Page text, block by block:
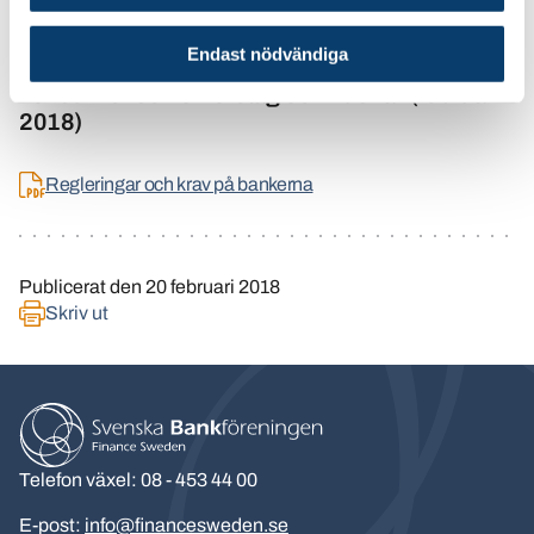
Endast nödvändiga
Rapporten: Regleringar och krav på bankerna -
2018)
Regleringar och krav på bankerna
Publicerat den 20 februari 2018
Skriv ut
Telefon växel: 08 - 453 44 00
E-post: info@financesweden.se